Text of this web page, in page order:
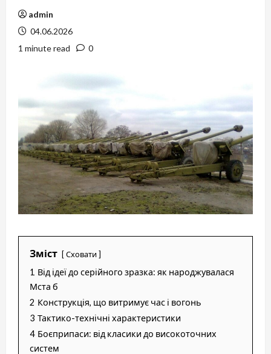
admin
04.06.2026
1 minute read
0
Зміст Сховати
1 Від ідеї до серійного зразка: як народжувалася
Мста б
2 Конструкція, що витримує час і вогонь
3 Тактико-технічні характеристики
4 Боєприпаси: від класики до високоточних
систем